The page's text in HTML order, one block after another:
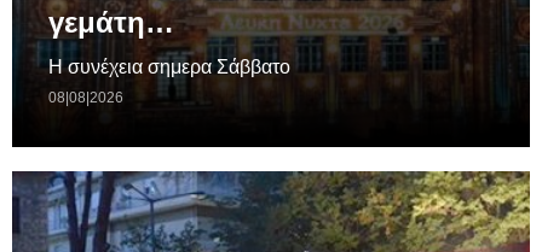
γεμάτη…
Η συνέχεια σημερα Σάββατο
08|08|2026